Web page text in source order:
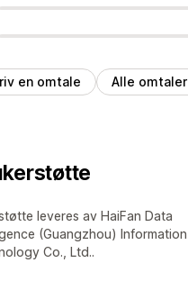
en omtale Alle omtaler
leveres av HaiFan Data
(Guangzhou) Information
Co., Ltd..